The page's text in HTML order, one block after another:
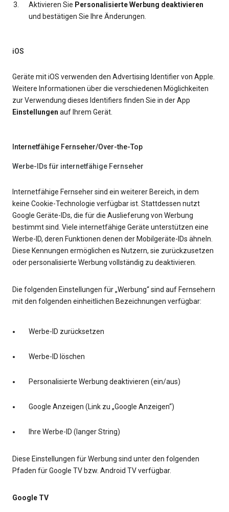
Aktivieren Sie Personalisierte Werbung deaktivieren
und bestätigen Sie Ihre Änderungen.
iOS
Geräte mit iOS verwenden den Advertising Identifier von Apple.
Weitere Informationen über die verschiedenen Möglichkeiten
zur Verwendung dieses Identifiers finden Sie in der App
Einstellungen auf Ihrem Gerät.
Internetfähige Fernseher/Over-the-Top
Werbe-IDs für internetfähige Fernseher
Internetfähige Fernseher sind ein weiterer Bereich, in dem
keine Cookie-Technologie verfügbar ist. Stattdessen nutzt
Google Geräte-IDs, die für die Auslieferung von Werbung
bestimmt sind. Viele internetfähige Geräte unterstützen eine
Werbe-ID, deren Funktionen denen der Mobilgeräte-IDs ähneln.
Diese Kennungen ermöglichen es Nutzern, sie zurückzusetzen
oder personalisierte Werbung vollständig zu deaktivieren.
Die folgenden Einstellungen für „Werbung“ sind auf Fernsehern
mit den folgenden einheitlichen Bezeichnungen verfügbar:
Werbe-ID zurücksetzen
Werbe-ID löschen
Personalisierte Werbung deaktivieren (ein/aus)
Google Anzeigen (Link zu „Google Anzeigen“)
Ihre Werbe-ID (langer String)
Diese Einstellungen für Werbung sind unter den folgenden
Pfaden für Google TV bzw. Android TV verfügbar.
Google TV